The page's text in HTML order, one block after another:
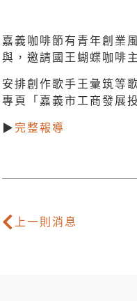
嘉義咖啡節有青年創業
與，邀請國王蝴蝶咖啡
安排創作歌手王彙筑等
專頁「嘉義市工商發展
▶ 完整報導
上一則消息